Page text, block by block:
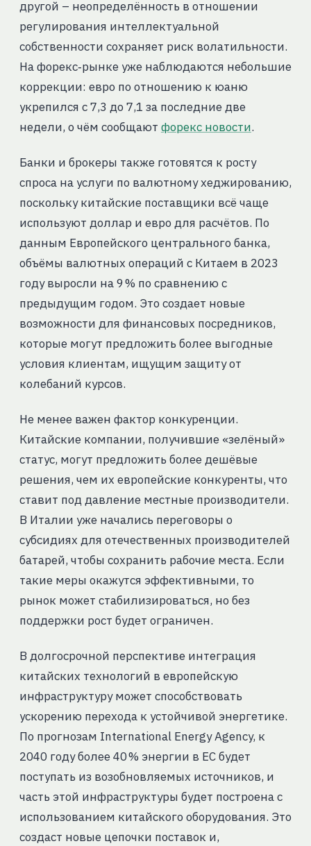
другой – неопределённость в отношении
регулирования интеллектуальной
собственности сохраняет риск волатильности.
На форекс‑рынке уже наблюдаются небольшие
коррекции: евро по отношению к юаню
укрепился с 7,3 до 7,1 за последние две
недели, о чём сообщают форекс новости.
Банки и брокеры также готовятся к росту
спроса на услуги по валютному хеджированию,
поскольку китайские поставщики всё чаще
используют доллар и евро для расчётов. По
данным Европейского центрального банка,
объёмы валютных операций с Китаем в 2023
году выросли на 9 % по сравнению с
предыдущим годом. Это создает новые
возможности для финансовых посредников,
которые могут предложить более выгодные
условия клиентам, ищущим защиту от
колебаний курсов.
Не менее важен фактор конкуренции.
Китайские компании, получившие «зелёный»
статус, могут предложить более дешёвые
решения, чем их европейские конкуренты, что
ставит под давление местные производители.
В Италии уже начались переговоры о
субсидиях для отечественных производителей
батарей, чтобы сохранить рабочие места. Если
такие меры окажутся эффективными, то
рынок может стабилизироваться, но без
поддержки рост будет ограничен.
В долгосрочной перспективе интеграция
китайских технологий в европейскую
инфраструктуру может способствовать
ускорению перехода к устойчивой энергетике.
По прогнозам International Energy Agency, к
2040 году более 40 % энергии в ЕС будет
поступать из возобновляемых источников, и
часть этой инфраструктуры будет построена с
использованием китайского оборудования. Это
создаст новые цепочки поставок и,